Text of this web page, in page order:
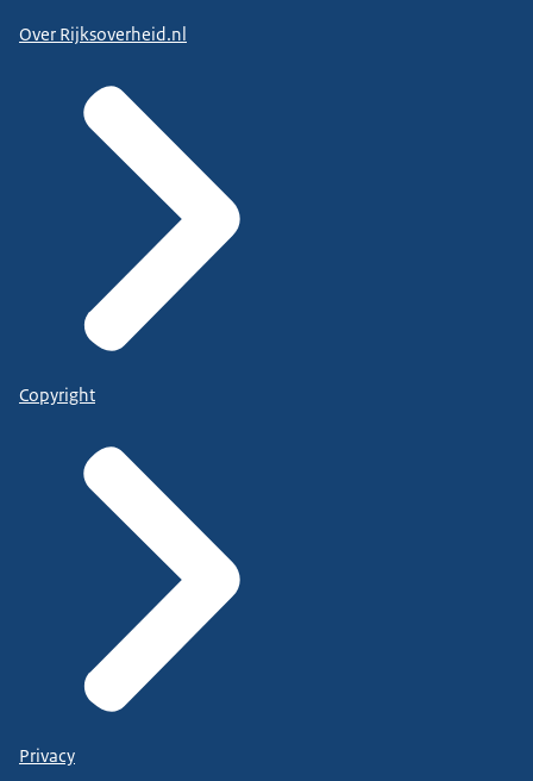
Over Rijksoverheid.nl
Copyright
Privacy